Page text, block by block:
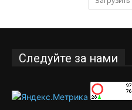
Следуйте за нами